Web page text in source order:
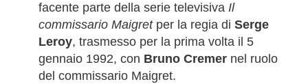
facente parte della serie televisiva Il
commissario Maigretper la regia di Serge
Leroy, trasmesso per la prima volta il 5
gennaio 1992, con Bruno Cremer nel ruolo
del commissario Maigret.